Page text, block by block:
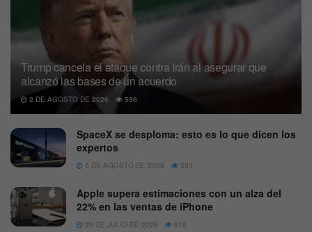
Trump cancela el ataque contra Irán al asegurar que
alcanzó las bases de un acuerdo
2 DE AGOSTO DE 2026 586
SpaceX se desploma: esto es lo que dicen los
expertos
5 DE AGOSTO DE 2026 583
Apple supera estimaciones con un alza del
22% en las ventas de iPhone
30 DE JULIO DE 2026 616